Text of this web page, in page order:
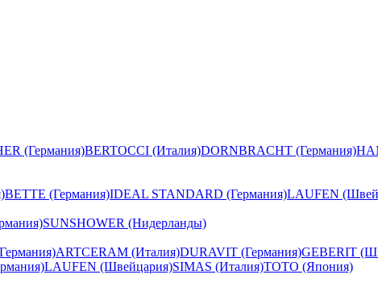
(Германия)BERTOCCI (Италия)DORNBRACHT (Германия)
BETTE (Германия)IDEAL STANDARD (Германия)LAUFEN
SUNSHOWER (Нидерланды)
ARTCERAM (Италия)DURAVIT (Германия)GEBERIT
LAUFEN (Швейцария)SIMAS (Италия)TOTO (Япония)